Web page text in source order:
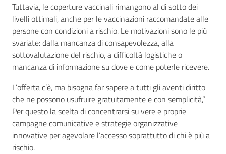
Tuttavia, le coperture vaccinali rimangono al di sotto dei
livelli ottimali, anche per le vaccinazioni raccomandate alle
persone con condizioni a rischio. Le motivazioni sono le più
svariate: dalla mancanza di consapevolezza, alla
sottovalutazione del rischio, a difficoltà logistiche o
mancanza di informazione su dove e come poterle ricevere.
L’offerta c’è, ma bisogna far sapere a tutti gli aventi diritto
che ne possono usufruire gratuitamente e con semplicità,”
Per questo la scelta di concentrarsi su vere e proprie
campagne comunicative e strategie organizzative
innovative per agevolare l’accesso soprattutto di chi è più a
rischio.